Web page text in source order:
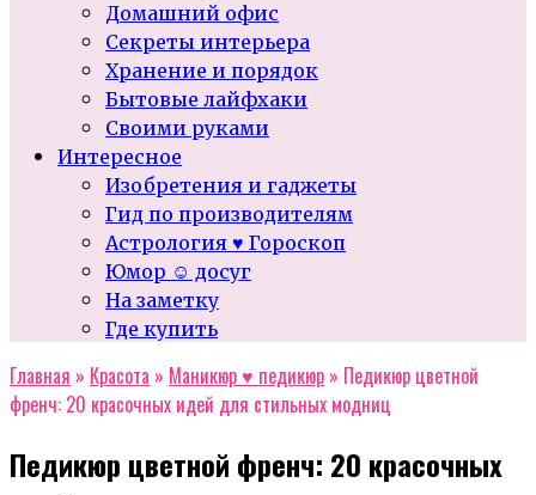
Домашний офис
Секреты интерьера
Хранение и порядок
Бытовые лайфхаки
Своими руками
Интересное
Изобретения и гаджеты
Гид по производителям
Астрология ♥ Гороскоп
Юмор ☺ досуг
На заметку
Где купить
Главная » Красота » Маникюр ♥ педикюр » Педикюр цветной
френч: 20 красочных идей для стильных модниц
Педикюр цветной френч: 20 красочных